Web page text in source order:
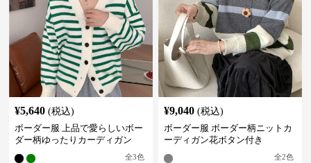
¥5,640 (税込)
ボーダー服 上品で愛らしいボー
ダー柄ゆったりカーディガン
全3色
¥9,040 (税込)
ボーダー服 ボーダー柄ニットカ
ーディガン花ボタン付き
全2色